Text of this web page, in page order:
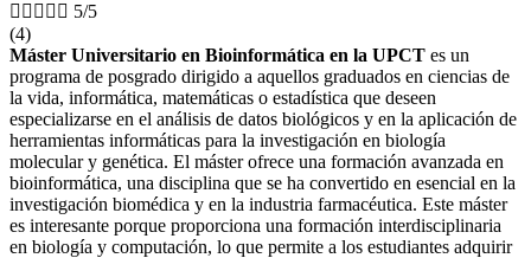
     5/5
(4)
Máster Universitario en Bioinformática en la UPCT es un
programa de posgrado dirigido a aquellos graduados en ciencias de
la vida, informática, matemáticas o estadística que deseen
especializarse en el análisis de datos biológicos y en la aplicación de
herramientas informáticas para la investigación en biología
molecular y genética. El máster ofrece una formación avanzada en
bioinformática, una disciplina que se ha convertido en esencial en la
investigación biomédica y en la industria farmacéutica. Este máster
es interesante porque proporciona una formación interdisciplinaria
en biología y computación, lo que permite a los estudiantes adquirir